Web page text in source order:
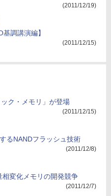
(2011/12/19)
調講演編】
(2011/12/15)
ク・メモリ」が登場
(2011/12/15)
るNANDフラッシュ技術
(2011/12/8)
変化メモリの開発競争
(2011/12/7)